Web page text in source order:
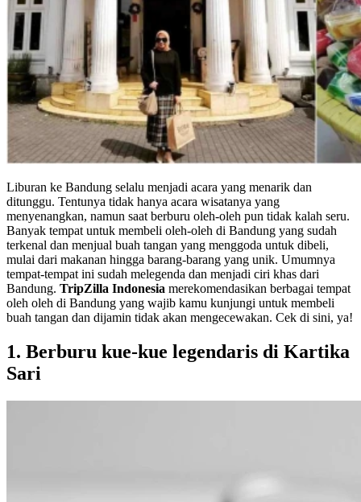
Liburan ke Bandung selalu menjadi acara yang menarik dan
ditunggu. Tentunya tidak hanya acara wisatanya yang
menyenangkan, namun saat berburu oleh-oleh pun tidak kalah seru.
Banyak tempat untuk membeli oleh-oleh di Bandung yang sudah
terkenal dan menjual buah tangan yang menggoda untuk dibeli,
mulai dari makanan hingga barang-barang yang unik. Umumnya
tempat-tempat ini sudah melegenda dan menjadi ciri khas dari
Bandung. TripZilla Indonesia merekomendasikan berbagai tempat
oleh oleh di Bandung yang wajib kamu kunjungi untuk membeli
buah tangan dan dijamin tidak akan mengecewakan. Cek di sini, ya!
1. Berburu kue-kue legendaris di Kartika
Sari